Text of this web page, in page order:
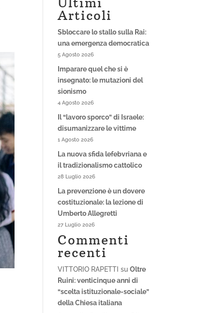
Articoli
Sbloccare lo stallo sulla Rai:
una emergenza democratica
5 Agosto 2026
Imparare quel che si è
insegnato: le mutazioni del
sionismo
4 Agosto 2026
Il “lavoro sporco” di Israele:
disumanizzare le vittime
1 Agosto 2026
La nuova sfida lefebvriana e
il tradizionalismo cattolico
28 Luglio 2026
La prevenzione è un dovere
costituzionale: la lezione di
Umberto Allegretti
27 Luglio 2026
Commenti
recenti
VITTORIO RAPETTI suOltre
Ruini: venticinque anni di
“scelta istituzionale-sociale”
della Chiesa italiana